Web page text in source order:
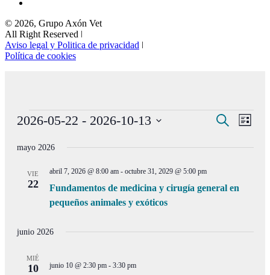
© 2026, Grupo Axón Vet
All Right Reserved ǀ
Aviso legal y Politica de privacidad ǀ
Política de cookies
Eventos
búsqueda
vistas
Buscar
Lista
2026-05-22 - 2026-10-13
la
mayo 2026
VIE
22
Fundamentos de medicina y cirugía general en
pequeños animales y exóticos
abril 7, 2026 @ 8:00 am- octubre 31, 2029 @ 5:00 pm
junio 2026
MIÉ
10 junio 10 @ 2:30 pm- 3:30 pm